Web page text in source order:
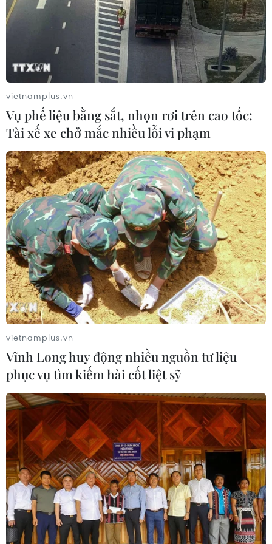
vietnamplus.vn
Vụ phế liệu bằng sắt, nhọn rơi trên cao tốc:
Tài xế xe chở mắc nhiều lỗi vi phạm
vietnamplus.vn
Vĩnh Long huy động nhiều nguồn tư liệu
phục vụ tìm kiếm hài cốt liệt sỹ